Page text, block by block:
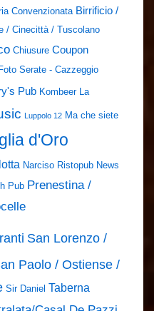
Convenzionata Birrificio /
/ Cinecittà / Tuscolano
Chiusure Coupon
Foto Serate - Cazzeggio
Pub Kombeer La
Luppolo 12 Ma che siete
d'Oro
Narciso Ristopub News
Pub Prenestina /
San Lorenzo /
Paolo / Ostiense /
Sir Daniel Taberna